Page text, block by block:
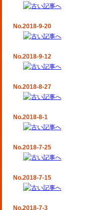
No.2018-9-20
No.2018-9-12
No.2018-8-27
No.2018-8-1
No.2018-7-25
No.2018-7-15
No.2018-7-3